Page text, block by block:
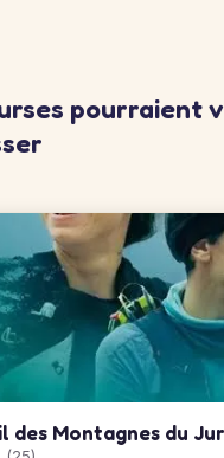
pourraient
des Montagnes du